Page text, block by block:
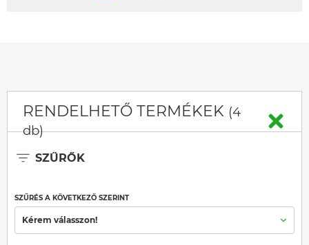
RENDELHETŐ TERMÉKEK (4
db)
SZŰRŐK
SZŰRÉS A KÖVETKEZŐ SZERINT
Kérem válasszon!